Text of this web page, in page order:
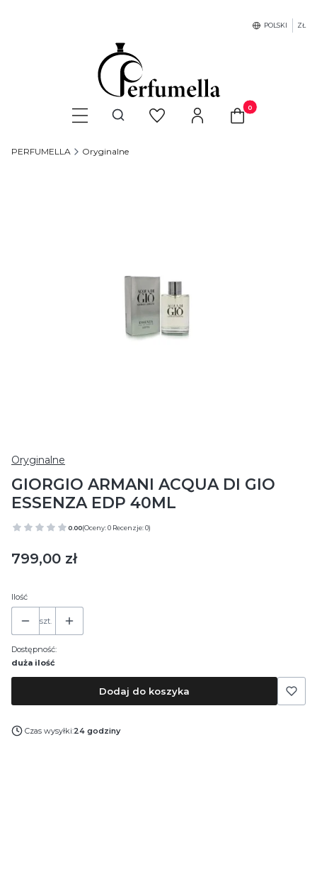
POLSKI ZŁ
Otwórz wyszukiwarkę Produkty w
PERFUMELLA Oryginalne
Oryginalne
GIORGIO ARMANI ACQUA DI GIO
ESSENZA EDP 40ML
0.00(Oceny: 0 Recenzje: 0)
Cena
799,00 zł
Ilość
szt.
Dostępność:
duża ilość
Dodaj do koszyka
Czas wysyłki:24 godziny